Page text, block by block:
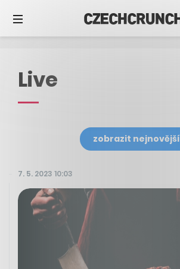
Live
zobrazit nejnovější
7. 5. 2023 10:03